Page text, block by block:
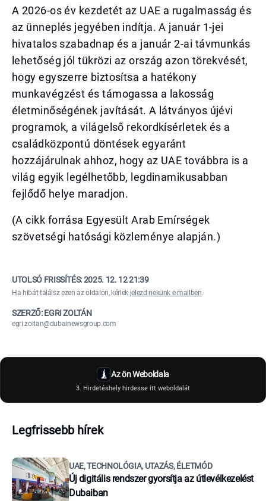
A 2026-os év kezdetét az UAE a rugalmasság és
az ünneplés jegyében indítja. A január 1-jei
hivatalos szabadnap és a január 2-ai távmunkás
lehetőség jól tükrözi az ország azon törekvését,
hogy egyszerre biztosítsa a hatékony
munkavégzést és támogassa a lakosság
életminőségének javítását. A látványos újévi
programok, a világelső rekordkísérletek és a
családközpontú döntések egyaránt
hozzájárulnak ahhoz, hogy az UAE továbbra is a
világ egyik legélhetőbb, legdinamikusabban
fejlődő helye maradjon.
(A cikk forrása Egyesült Arab Emírségek
szövetségi hatósági közleménye alapján.)
UTOLSÓ FRISSÍTÉS:2025. 12. 12 21:39
Ha hibát találsz ezen az oldalon, kérlek jelezd nekünk e-mailben.
SZERZŐ: EGRI ZOLTÁN
egri.zoltan@dubainewsgroup.com
Az ön Weboldala
3. Hirdetéshely hirdesse itt weboldalát
Legfrissebb hírek
UAE, TECHNOLÓGIA, UTAZÁS, ÉLETMÓD
Új digitális rendszer gyorsítja az útlevélkezelést
Dubaiban